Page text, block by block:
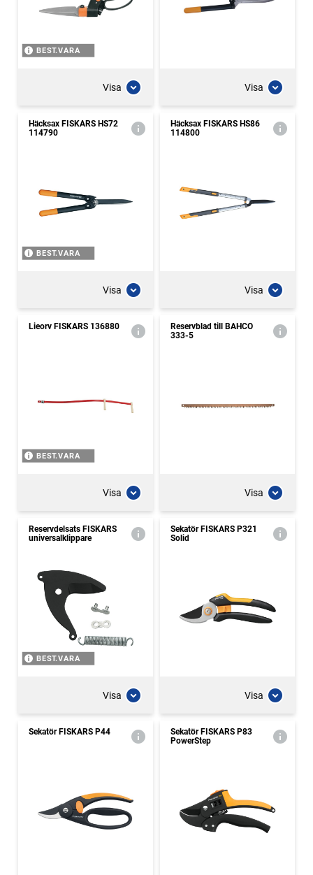
BEST.VARA
Visa Visa
Häcksax FISKARS HS72
114790
BEST.VARA
Visa
Häcksax FISKARS HS86
114800
Visa
Lieorv FISKARS 136880
BEST.VARA
Visa
Reservblad till BAHCO
333-5
Visa
Reservdelsats FISKARS
universalklippare
BEST.VARA
Visa
Sekatör FISKARS P321
Solid
Visa
Sekatör FISKARS P44
Sekatör FISKARS P83
PowerStep